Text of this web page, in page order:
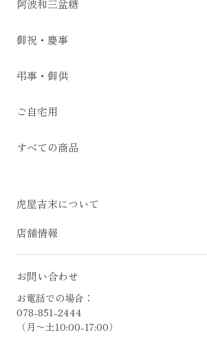
阿波和三盆糖
御祝・慶事
弔事・御供
ご自宅用
すべての商品
虎屋吉末について
店舗情報
お問い合わせ
お電話での場合：
078-851-2444
（月〜土10:00-17:00）